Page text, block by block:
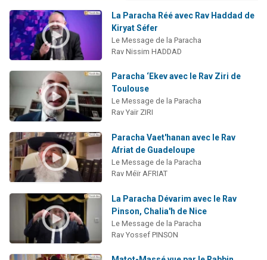
La Paracha Réé avec Rav Haddad de
Kiryat Séfer
Le Message de la Paracha
Rav Nissim HADDAD
Paracha ‘Ekev avec le Rav Ziri de
Toulouse
Le Message de la Paracha
Rav Yaïr ZIRI
Paracha Vaet'hanan avec le Rav
Afriat de Guadeloupe
Le Message de la Paracha
Rav Méïr AFRIAT
La Paracha Dévarim avec le Rav
Pinson, Chalia'h de Nice
Le Message de la Paracha
Rav Yossef PINSON